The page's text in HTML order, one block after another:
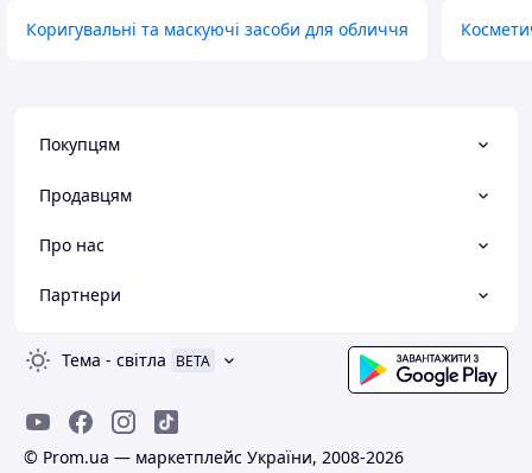
Коригувальні та маскуючі засоби для обличчя
Покупцям
Продавцям
Про нас
Партнери
Тема - світла BETA
© Prom.ua — маркетплейс України, 2008-2026